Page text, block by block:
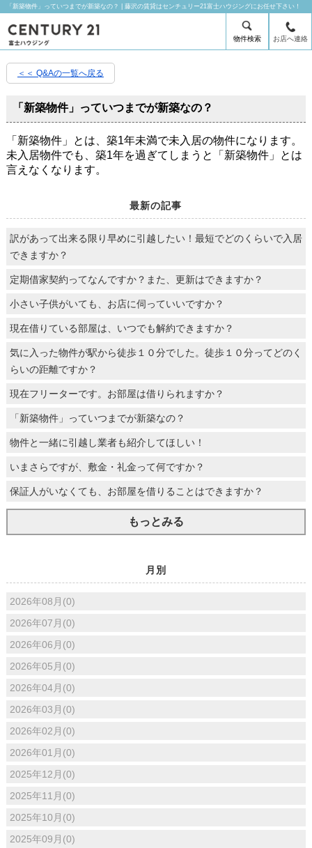
「新築物件」っていつまでが新築なの？ | 藤沢の賃貸はセンチュリー21富士ハウジングにお任せ下さい！
物件検索 お店へ連絡
＜＜ Q&Aの一覧へ戻る
「新築物件」っていつまでが新築なの？
「新築物件」とは、築1年未満で未入居の物件になります。
未入居物件でも、築1年を過ぎてしまうと「新築物件」とは
言えなくなります。
最新の記事
訳があって出来る限り早めに引越したい！最短でどのくらいで入居
できますか？
定期借家契約ってなんですか？また、更新はできますか？
小さい子供がいても、お店に伺っていいですか？
現在借りている部屋は、いつでも解約できますか？
気に入った物件が駅から徒歩１０分でした。徒歩１０分ってどのく
らいの距離ですか？
現在フリーターです。お部屋は借りられますか？
「新築物件」っていつまでが新築なの？
物件と一緒に引越し業者も紹介してほしい！
いまさらですが、敷金・礼金って何ですか？
保証人がいなくても、お部屋を借りることはできますか？
もっとみる
月別
2026年08月(0)
2026年07月(0)
2026年06月(0)
2026年05月(0)
2026年04月(0)
2026年03月(0)
2026年02月(0)
2026年01月(0)
2025年12月(0)
2025年11月(0)
2025年10月(0)
2025年09月(0)